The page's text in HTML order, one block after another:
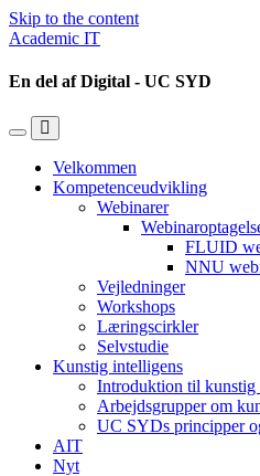
Skip to the content
Academic IT
En del af Digital - UC SYD
Toggle
mobile
menu
Toggle
the
search
field
Velkommen
Kompetenceudvikling
Webinarer
FLUID
NNU
Vejledninger
Workshops
Læringscirkler
Selvstudie
Kunstig intelligens
Introduktion til kunstig
Arbejdsgrupper om
UC SYDs principper
AIT
Nyt